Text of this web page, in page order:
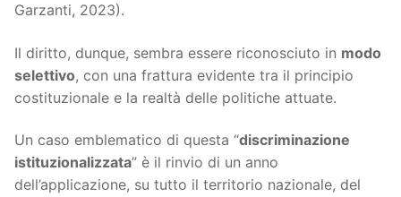
Garzanti, 2023).
Il diritto, dunque, sembra essere riconosciuto in modo
selettivo, con una frattura evidente tra il principio
costituzionale e la realtà delle politiche attuate.
Un caso emblematico di questa “discriminazione
istituzionalizzata” è il rinvio di un anno
dell’applicazione, su tutto il territorio nazionale, del